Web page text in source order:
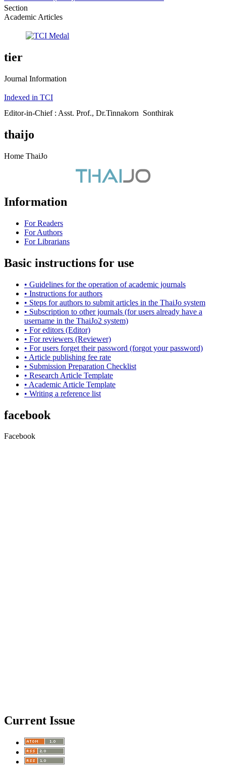
Section
Academic Articles
tier
Journal Information
Indexed in TCI
Editor-in-Chief : Asst. Prof., Dr.Tinnakorn Sonthirak
thaijo
Home ThaiJo
Information
For Readers
For Authors
For Librarians
Basic instructions for use
• Guidelines for the operation of academic journals
• Instructions for authors
• Steps for authors to submit articles in the ThaiJo system
• Subscription to other journals (for users already have a
username in the ThaiJo2 system)
• For editors (Editor)
• For reviewers (Reviewer)
• For users forget their password (forgot your password)
• Article publishing fee rate
• Submission Preparation Checklist
• Research Article Template
• Academic Article Template
• Writing a reference list
facebook
Facebook
Current Issue